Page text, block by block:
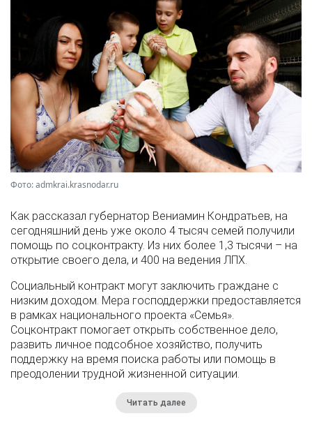
Фото: admkrai.krasnodar.ru
Как рассказал губернатор Вениамин Кондратьев, на
сегодняшний день уже около 4 тысяч семей получили
помощь по соцконтракту. Из них более 1,3 тысячи – на
открытие своего дела, и 400 на ведения ЛПХ.
Социальный контракт могут заключить граждане с
низким доходом. Мера господдержки предоставляется
в рамках национального проекта «Семья».
Соцконтракт помогает открыть собственное дело,
развить личное подсобное хозяйство, получить
поддержку на время поиска работы или помощь в
преодолении трудной жизненной ситуации.
Читать далее